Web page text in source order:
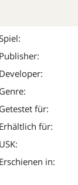
Publisher:
Developer:
Genre:
Getestet für:
Erhältlich für:
USK:
Erschienen in: